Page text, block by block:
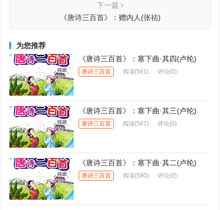
下一篇
《唐诗三百首》：赠内人(张祜)
为您推荐
《唐诗三百首》：塞下曲·其四(卢纶)
唐诗三百首 阅读(561) 评论(0)
《唐诗三百首》：塞下曲·其三(卢纶)
唐诗三百首 阅读(567) 评论(0)
《唐诗三百首》：塞下曲·其二(卢纶)
唐诗三百首 阅读(580) 评论(0)